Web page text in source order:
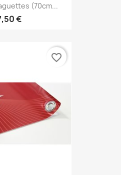
(70cm...
€
favorite_border